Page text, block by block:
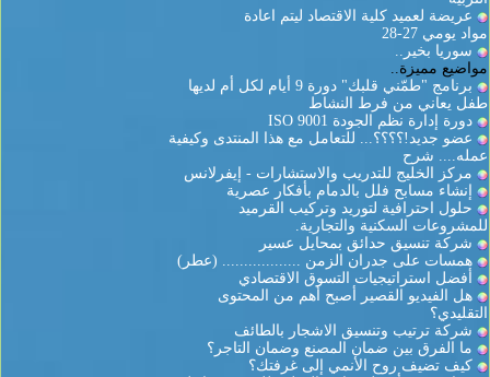
عريضة لعميد كلية الاقتصاد ليتم اعادة
مواد يومي 27-28
سوريا بخير..
مواضيع مميزة..
برنامج "طمّني قلبك" دورة 9 أيام لكل أم لديها
طفل يعاني من فرط النشاط
دورة إدارة نظم الجودة ISO 9001
عضو جديد!؟؟؟؟... للتعامل مع هذا المنتدى وكيفية
عمله.... شرح
مركز الخليج للتدريب والاستشارات - إيفرلانس
إنشاء مسابح فلل بالدمام بأفكار عصرية
حلول احترافية لتوريد وتركيب القرميد
للمشروعات السكنية والتجارية.
شركة تنسيق حدائق بمحايل عسير
همسات على جدران الزمن .................. (عطر)
أفضل استراتيجيات التسوق الاقتصادي
هل الفيديو القصير أصبح أهم من المحتوى
التقليدي؟
شركة ترتيب وتنسيق الاشجار بالطائف
ما الفرق بين ضمان المصنع وضمان التاجر؟
كيف تضيف روح الأنمي إلى غرفتك؟